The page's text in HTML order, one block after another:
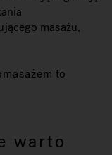
masażu,
to
warto